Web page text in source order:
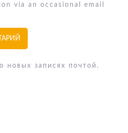
via an occasional email
новых записях почтой.